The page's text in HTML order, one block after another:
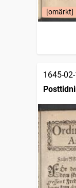
[omärkt]
1645-